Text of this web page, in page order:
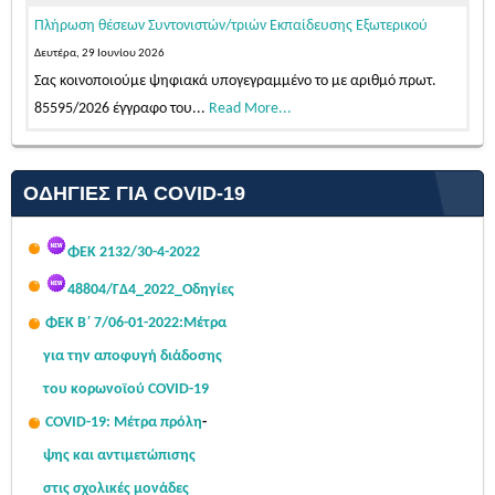
μόνιμο διορισμό σε κενές οργανικές θέσεις Πρωτοβάθμιας και
Εκπαίδευσης
Σας κοινοποιούμε ψηφιακά υπογεγραμμένο το με αριθμό πρωτ.
104912/2026 έγγραφο του...Read More...
Διαδικασία μετάταξης εκπαιδευτικών της πρωτοβάθμιας ή
δευτεροβάθμιας εκπαίδευσης σε περιφερειακές υπηρεσίες
Αθλητισμού
Πέμπτη, 14 Μαϊος 2026
Σας κοινοποιούμε ψηφιακά υπογεγραμμένο το με αριθμό πρωτ.
59425/2026 έγγραφο του...
Σας κοινοποιούμε ψηφιακά υπογεγραμμένο το με αριθμό πρωτ.
85595/2026 έγγραφο του...
ΟΔΗΓΊΕΣ ΓΙΑ COVID-19
ΦΕΚ 2132/30-4-2022
48804/ΓΔ4_2022_Οδηγίες
ΦΕΚ Β΄ 7/06-01-2022:Μέτρα
για την αποφυγή διάδοσης
του κορωνοϊού COVID-19
COVID-19: Μέτρα πρόλη-
ψης και αντιμετώπισης
στις σχολικές μονάδες